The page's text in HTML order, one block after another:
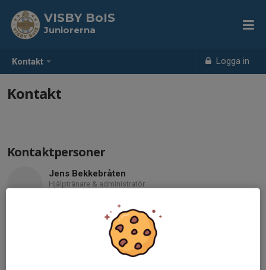
Kontakt Logga in
VISBY BoIS
Juniorerna
Kontakt
Kontaktpersoner
Jens Bekkebråten
Hjälptränare & administratör
jens.bekkebraten@gmail.com